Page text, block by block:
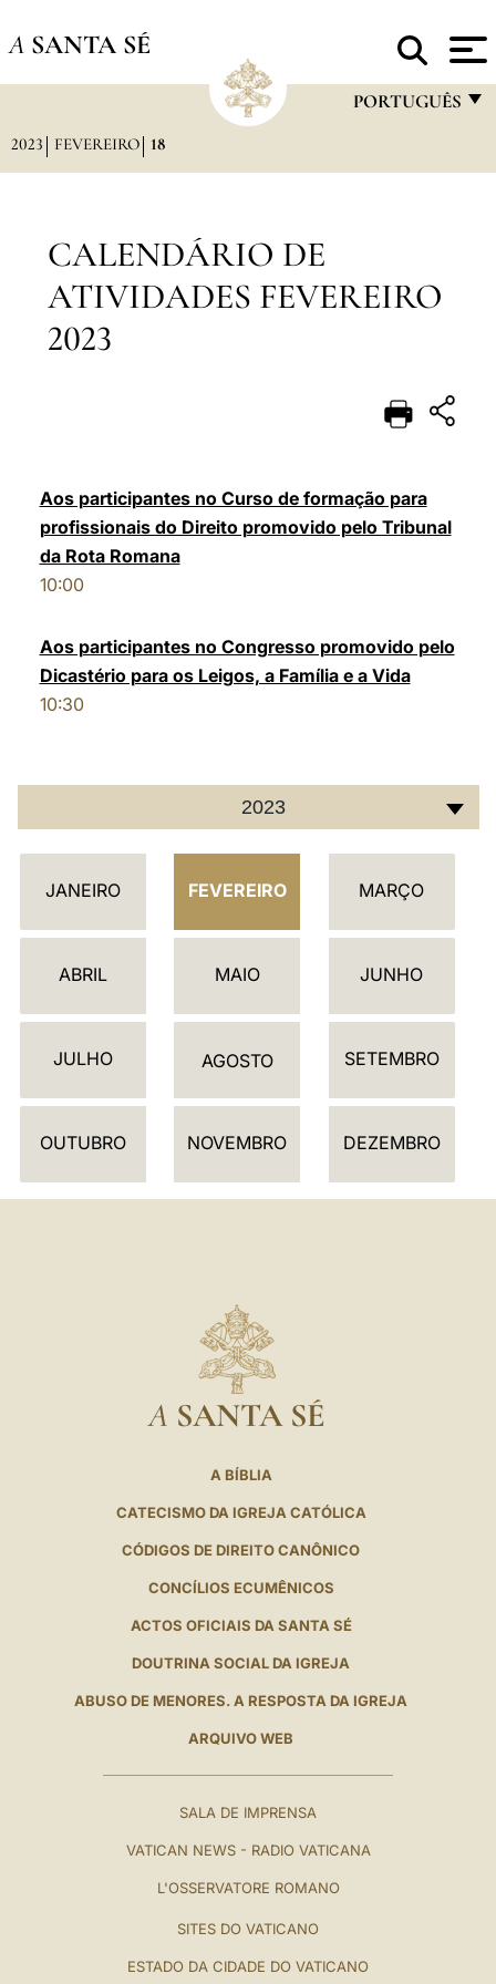
A SANTA SÉ
PORTUGUÊS
POLSKI
中文
LATINE
2023 FEVEREIRO 18
CALENDÁRIO DE
ATIVIDADES FEVEREIRO
2023
Aos participantes no Curso de formação para
profissionais do Direito promovido pelo Tribunal
da Rota Romana
10:00
Aos participantes no Congresso promovido pelo
Dicastério para os Leigos, a Família e a Vida
10:30
2023
C
L
D
R
JANEIRO FEVEREIRO MARÇO
ABRIL MAIO JUNHO
JULHO AGOSTO SETEMBRO
OUTUBRO NOVEMBRO DEZEMBRO
A SANTA SÉ
A BÍBLIA
CATECISMO DA IGREJA CATÓLICA
CÓDIGOS DE DIREITO CANÔNICO
CONCÍLIOS ECUMÊNICOS
ACTOS OFICIAIS DA SANTA SÉ
DOUTRINA SOCIAL DA IGREJA
ABUSO DE MENORES. A RESPOSTA DA IGREJA
ARQUIVO WEB
SALA DE IMPRENSA
VATICAN NEWS - RADIO VATICANA
L'OSSERVATORE ROMANO
SITES DO VATICANO
ESTADO DA CIDADE DO VATICANO